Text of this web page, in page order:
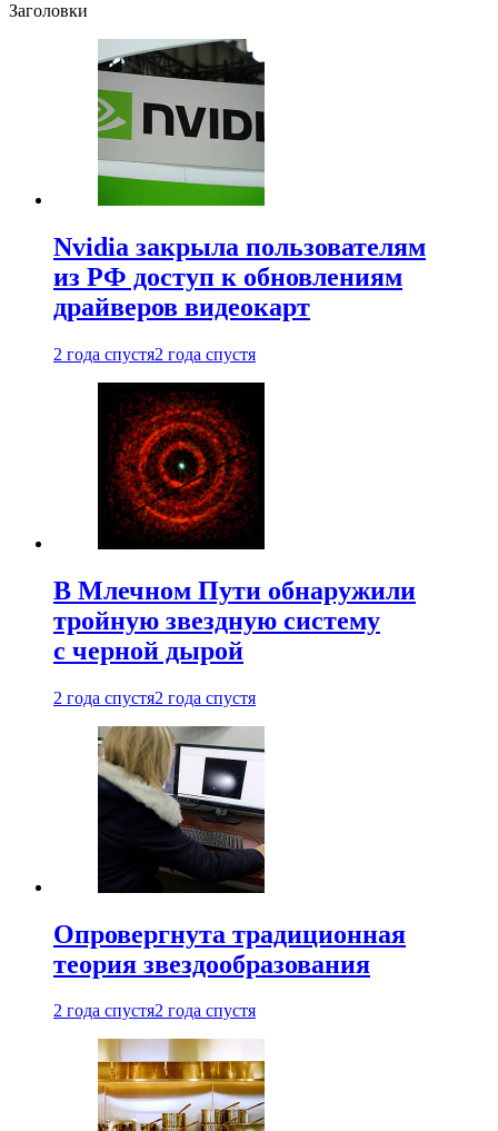
Заголовки
Nvidia закрыла пользователям
из РФ доступ к обновлениям
драйверов видеокарт
2 года спустя2 года спустя
В Млечном Пути обнаружили
тройную звездную систему
с черной дырой
2 года спустя2 года спустя
Опровергнута традиционная
теория звездообразования
2 года спустя2 года спустя